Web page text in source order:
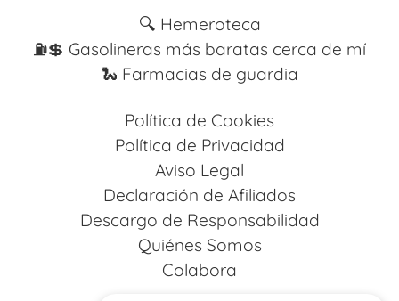
🔍 Hemeroteca
⛽️💲 Gasolineras más baratas cerca de mí
🐍 Farmacias de guardia
Política de Cookies
Política de Privacidad
Aviso Legal
Declaración de Afiliados
Descargo de Responsabilidad
Quiénes Somos
Colabora